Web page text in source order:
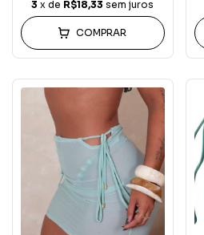
3 x de R$18,33 sem juros
COMPRAR